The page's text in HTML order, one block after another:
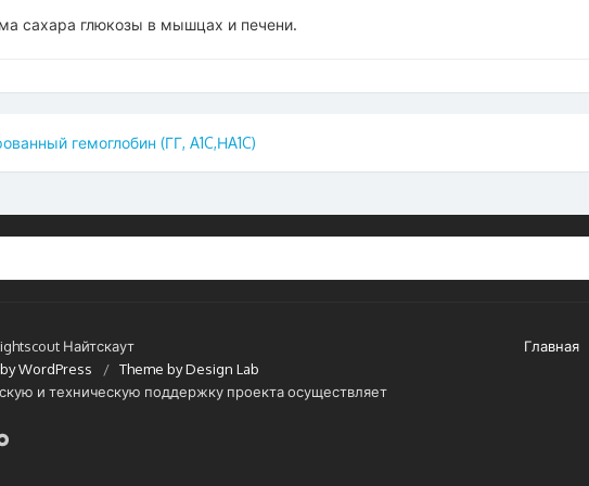
сахара глюкозы в мышцах и печени.
гемоглобин (ГГ, A1C,НA1C)
Найтскаут
WordPress
/ Theme by Design Lab
и техническую поддержку проекта осуществляет
Главная